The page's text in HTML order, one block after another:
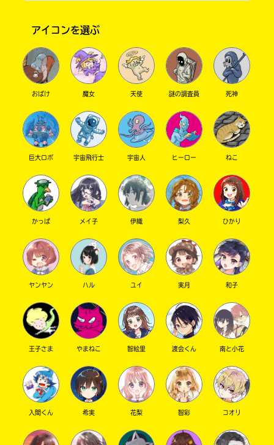
書店に届いた
みんなからのお手紙が
読める
このマチのことを
もっと知りたい
キミに
アイコンを選ぶ
おばけ 魔女 天使 謎の調査員 死神
巨大ロボ 宇宙飛行士 宇宙人 ヒーロー ねこ
かっぱ メイ子 伊織 梨久 ひかり
ヤンヤン ハル ユイ 実月 和子
王子さま やまねこ 智絵里 渡会くん 南と小花
入間くん 希実 花梨 智彩 コオリ